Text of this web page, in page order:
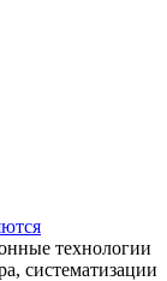
технологии
систематизации